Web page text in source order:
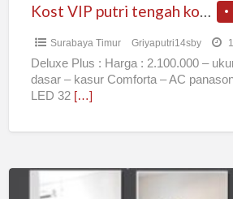
Kost VIP putri tengah kota surabaya
Surabaya Timur Griyaputri14sby
Deluxe Plus : Harga : 2.100.000 –
dasar – kasur Comforta – AC
LED 32 […]